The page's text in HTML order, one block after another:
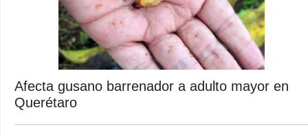
Afecta gusano barrenador a adulto mayor en
Querétaro